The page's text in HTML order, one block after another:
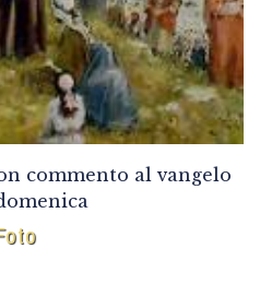
commento al vangelo